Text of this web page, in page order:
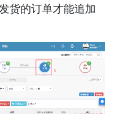
货的订单才能追加